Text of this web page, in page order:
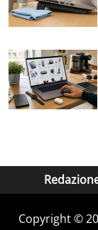
Copyright ©